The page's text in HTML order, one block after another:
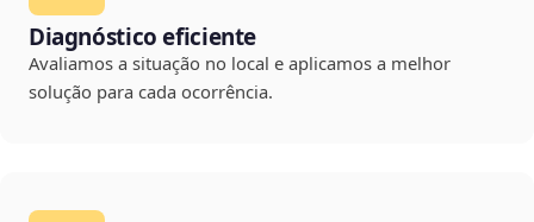
Diagnóstico eficiente
Avaliamos a situação no local e aplicamos a melhor
solução para cada ocorrência.